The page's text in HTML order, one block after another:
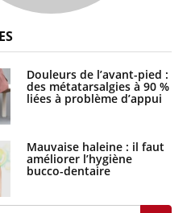
Douleurs de l’avant-pied :
des métatarsalgies à 90 %
liées à problème d’appui
Mauvaise haleine : il faut
améliorer l’hygiène
bucco-dentaire